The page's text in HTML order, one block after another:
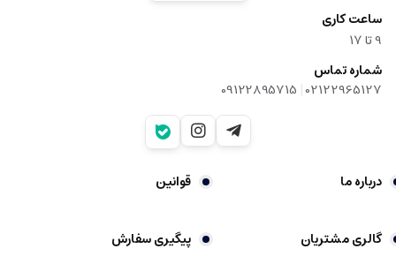
ساعت کاری
9‌ تا ۱۷
شماره تماس
02122965127
|
09122895715
درباره ما قوانین
گالری مشتریان پیگیری سفارش